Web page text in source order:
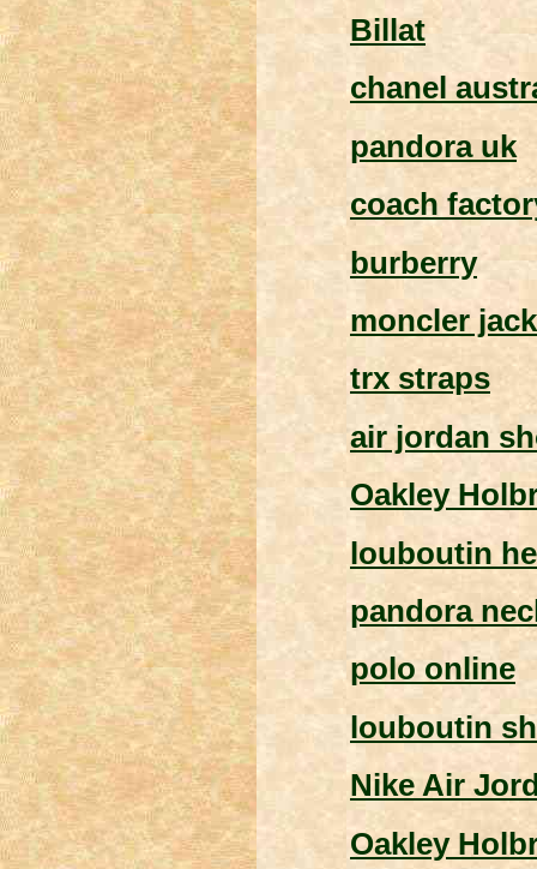
Billat
chanel
pandora uk
coach
burberry
moncler
trx straps
air jordan
Oakley
louboutin
pandora
polo online
louboutin
Nike Air
Oakley